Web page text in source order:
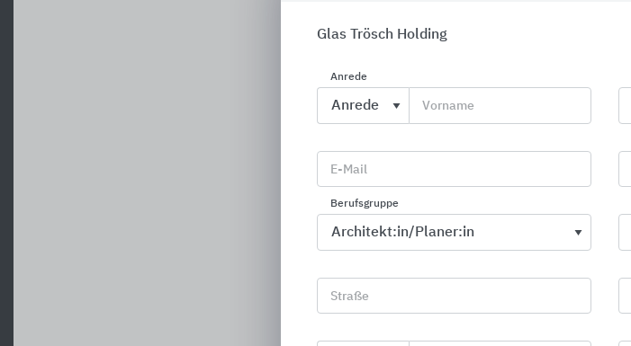
Entwässerungsrinnen
BIRCO
Glas Trösch Holding
Anrede
Vorname
E-Mail
Berufsgruppe
Straße